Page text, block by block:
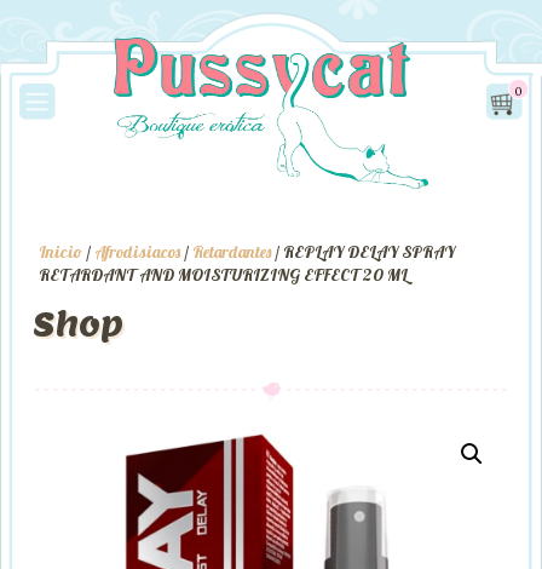
0
Inicio / Afrodisiacos / Retardantes/ REPLAY DELAY SPRAY
RETARDANT AND MOISTURIZING EFFECT 20 ML
Shop